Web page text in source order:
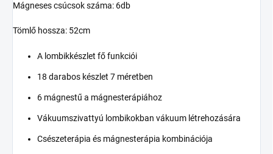
Mágneses csúcsok száma: 6db
Tömlő hossza: 52cm
A lombikkészlet fő funkciói
18 darabos készlet 7 méretben
6 mágnestű a mágnesterápiához
Vákuumszivattyú lombikokban vákuum létrehozására
Csészeterápia és mágnesterápia kombinációja